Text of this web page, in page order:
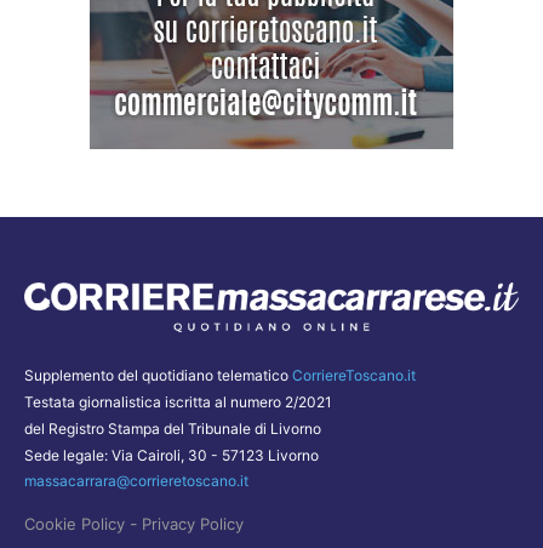
Supplemento del quotidiano telematico CorriereToscano.it
Testata giornalistica iscritta al numero 2/2021
del Registro Stampa del Tribunale di Livorno
Sede legale: Via Cairoli, 30 - 57123 Livorno
massacarrara@corrieretoscano.it
Cookie Policy - Privacy Policy